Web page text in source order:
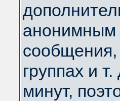
анонимным
сообщения,
группах и
минут,